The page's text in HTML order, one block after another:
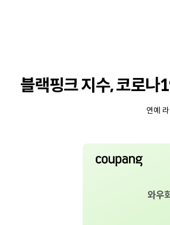
블랙핑크 지수, 코로나
연예